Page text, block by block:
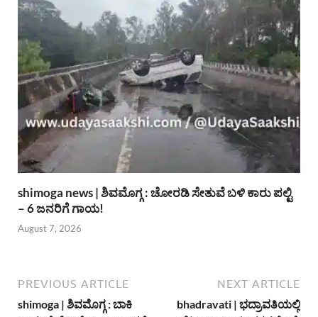
shimoga news | ಶಿವಮೊಗ್ಗ : ಚೋರಡಿ ಸೇತುವೆ ಬಳಿ ಕಾರು ಪಲ್ಟಿ
– 6 ಜನರಿಗೆ ಗಾಯ!
August 7, 2026
PREVIOUS ARTICLE
shimoga | ಶಿವಮೊಗ್ಗ : ಬಾಕಿ
NEXT ARTICLE
bhadravati | ಭದ್ರಾವತಿಯಲ್ಲಿ